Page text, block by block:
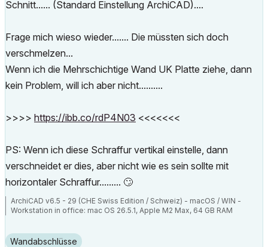
Schnitt...... (Standard Einstellung ArchiCAD)....
Frage mich wieso wieder....... Die müssten sich doch
verschmelzen...
Wenn ich die Mehrschichtige Wand UK Platte ziehe, dann
kein Problem, will ich aber nicht..........
>>>> https://ibb.co/rdP4N03 <<<<<<<
PS: Wenn ich diese Schraffur vertikal einstelle, dann
verschneidet er dies, aber nicht wie es sein sollte mit
horizontaler Schraffur......... 🙄
ArchiCAD v6.5 - 29 (CHE Swiss Edition / Schweiz) - macOS / WIN -
Workstation in office: mac OS 26.5.1, Apple M2 Max, 64 GB RAM
Wandabschlüsse